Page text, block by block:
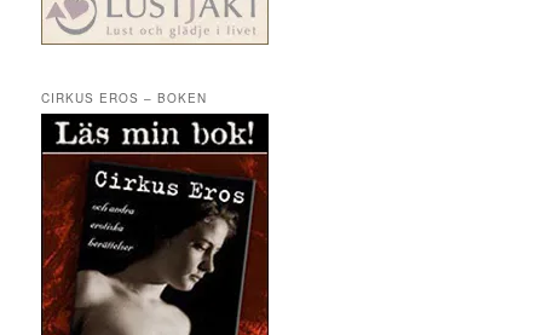
CIRKUS EROS – BOKEN